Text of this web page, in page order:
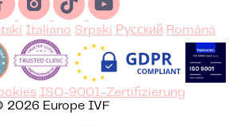
Italiano Srpski Русский Română
ISO-9001-Zertifizierung
2026 Europe IVF